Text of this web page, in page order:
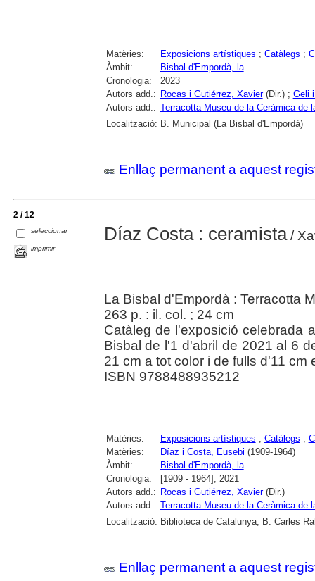
Matèries: Exposicions artístiques ; Catàlegs ;
Àmbit:
Bisbal d'Empordà, la
Cronologia:
2023
Autors add.: Rocas i Gutiérrez, Xavier(Dir.) ; Geli
Autors add.: Terracotta Museu de la Ceràmica de
Localització: B. Municipal (La Bisbal d'Empordà)
Enllaç permanent a aquest
2 / 12
seleccionar
imprimir
Díaz Costa : ceramista/
La Bisbal d'Empordà : Terracotta
263 p. : il. col. ; 24 cm
Catàleg de l'exposició celebrada
Bisbal de l'1 d'abril de 2021 al 6
21 cm a tot color i de fulls d'11 cm
ISBN 9788488935212
Matèries: Exposicions artístiques ; Catàlegs ;
Matèries:
Díaz i Costa, Eusebi (1909-1964)
Àmbit:
Bisbal d'Empordà, la
Cronologia:
[1909 - 1964]; 2021
Autors add.: Rocas i Gutiérrez, Xavier(Dir.)
Autors add.: Terracotta Museu de la Ceràmica de
Localització: Biblioteca de Catalunya; B. Carles
Enllaç permanent a aquest